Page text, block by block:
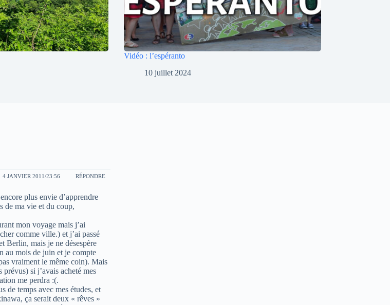
Vidéo : l’espéranto
10 juillet 2024
4 JANVIER 2011/23:56 RÉPONDRE
plus envie d’apprendre
de ma vie et du coup,
mon voyage mais j’ai
comme ville.) et j’ai passé
Berlin, mais je ne désespère
au mois de juin et je compte
vraiment le même coin). Mais
si j’avais acheté mes
me perdra :(.
de temps avec mes études, et
ça serait deux « rêves »